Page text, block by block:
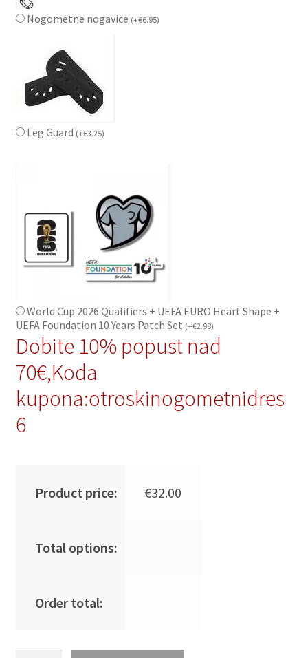
Nogometne nogavice (+€6.95)
Leg Guard (+€3.25)
World Cup 2026 Qualifiers + UEFA EURO Heart Shape +
UEFA Foundation 10 Years Patch Set (+€2.98)
Dobite 10% popust nad
70€,Koda
kupona:otroskinogometnidres
6
Product price: €32.00
Total options:
Order total: